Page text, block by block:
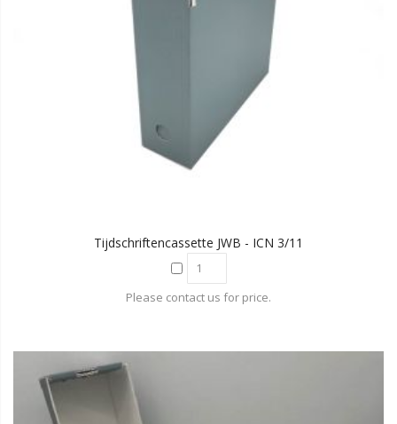
Tijdschriftencassette JWB - ICN 3/11
Please contact us for price.